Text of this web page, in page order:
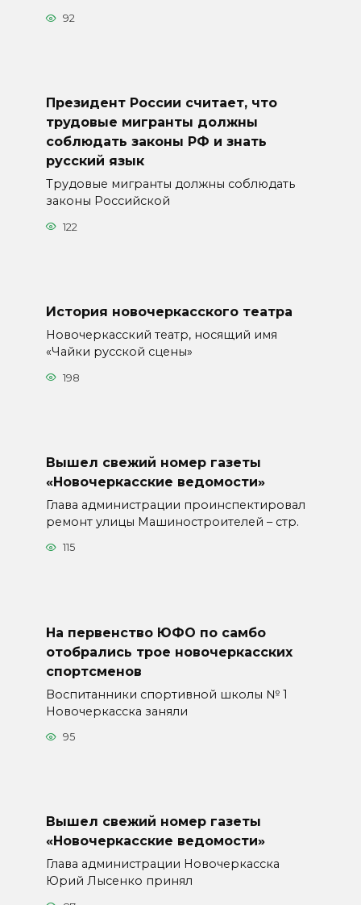
92
Президент России считает, что
трудовые мигранты должны
соблюдать законы РФ и знать
русский язык
Трудовые мигранты должны соблюдать
законы Российской
122
История новочеркасского театра
Новочеркасский театр, носящий имя
«Чайки русской сцены»
198
Вышел свежий номер газеты
«Новочеркасские ведомости»
Глава администрации проинспектировал
ремонт улицы Машиностроителей – стр.
115
На первенство ЮФО по самбо
отобрались трое новочеркасских
спортсменов
Воспитанники спортивной школы № 1
Новочеркасска заняли
95
Вышел свежий номер газеты
«Новочеркасские ведомости»
Глава администрации Новочеркасска
Юрий Лысенко принял